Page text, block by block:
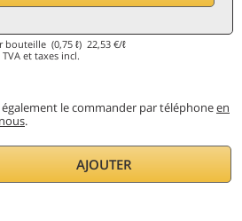
€
bouteille (0,75 ℓ)22,53 €/ℓ
TVA et taxes incl.
le commander par téléphoneen
.
AJOUTER